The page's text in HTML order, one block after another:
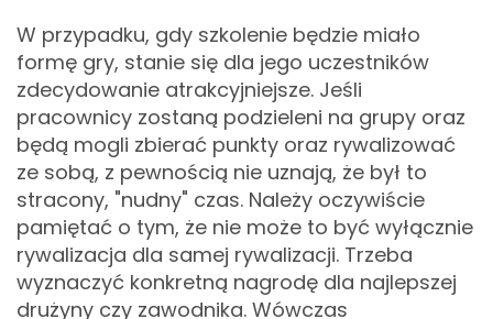
W przypadku, gdy szkolenie będzie miało
formę gry, stanie się dla jego uczestników
zdecydowanie atrakcyjniejsze. Jeśli
pracownicy zostaną podzieleni na grupy oraz
będą mogli zbierać punkty oraz rywalizować
ze sobą, z pewnością nie uznają, że był to
stracony, "nudny" czas. Należy oczywiście
pamiętać o tym, że nie może to być wyłącznie
rywalizacja dla samej rywalizacji. Trzeba
wyznaczyć konkretną nagrodę dla najlepszej
drużyny czy zawodnika. Wówczas